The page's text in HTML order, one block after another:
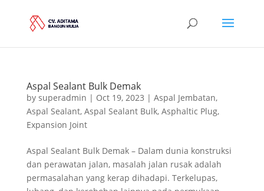
Aspal Sealant Bulk Demak
by superadmin | Oct 19, 2023 | Aspal Jembatan,
Aspal Sealant, Aspal Sealant Bulk, Asphaltic Plug,
Expansion Joint
Aspal Sealant Bulk Demak – Dalam dunia konstruksi
dan perawatan jalan, masalah jalan rusak adalah
permasalahan yang kerap dihadapi. Terkelupas,